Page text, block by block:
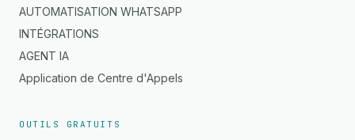
AUTOMATISATION WHATSAPP
INTÉGRATIONS
AGENT IA
Application de Centre d'Appels
OUTILS GRATUITS